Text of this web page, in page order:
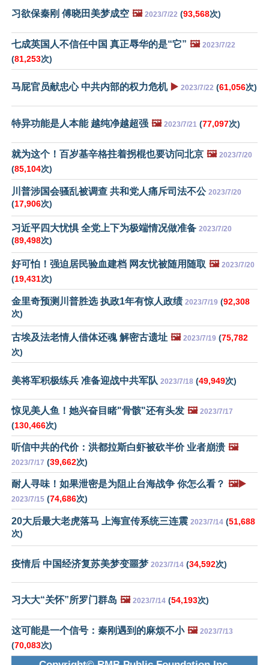
习欲保秦刚 傅晓田美梦成空 🖼️ 2023/7/22 (93,568次)
七成英国人不信任中国 真正辱华的是“它” 🖼️ 2023/7/22
(81,253次)
马屁官员献忠心 中共内部的权力危机 ▶️ 2023/7/22 (61,056次)
特异功能是人本能 越纯净越超强 🖼️ 2023/7/21 (77,097次)
就为这个！百岁基辛格拄着拐棍也要访问北京 🖼️ 2023/7/20
(85,104次)
川普涉国会骚乱被调查 共和党人痛斥司法不公 2023/7/20
(17,906次)
习近平四大忧惧 全党上下为极端情况做准备 2023/7/20
(89,498次)
好可怕！强迫居民验血建档 网友忧被随用随取 🖼️ 2023/7/20
(19,431次)
金里奇预测川普胜选 执政1年有惊人政绩 2023/7/19 (92,308
次)
古埃及法老情人借体还魂 解密古遗址 🖼️ 2023/7/19 (75,782
次)
美将军积极练兵 准备迎战中共军队 2023/7/18 (49,949次)
惊见美人鱼！她兴奋目睹"骨骸"还有头发 🖼️ 2023/7/17
(130,466次)
听信中共的代价：洪都拉斯白虾被砍半价 业者崩溃 🖼️
2023/7/17 (39,662次)
耐人寻味！如果泄密是为阻止台海战争 你怎么看？ 🖼️▶️
2023/7/15 (74,686次)
20大后最大老虎落马 上海宣传系统三连震 2023/7/14 (51,688
次)
疫情后 中国经济复苏美梦变噩梦 2023/7/14 (34,592次)
习大大“关怀”所罗门群岛 🖼️ 2023/7/14 (54,193次)
这可能是一个信号：秦刚遇到的麻烦不小 🖼️ 2023/7/13
(70,083次)